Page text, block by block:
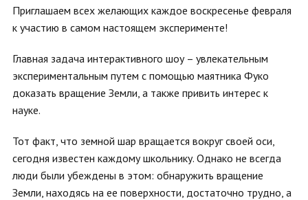
Приглашаем всех желающих каждое воскресенье февраля
к участию в самом настоящем эксперименте!
Главная задача интерактивного шоу – увлекательным
экспериментальным путем с помощью маятника Фуко
доказать вращение Земли, а также привить интерес к
науке.
Тот факт, что земной шар вращается вокруг своей оси,
сегодня известен каждому школьнику. Однако не всегда
люди были убеждены в этом: обнаружить вращение
Земли, находясь на ее поверхности, достаточно трудно, а